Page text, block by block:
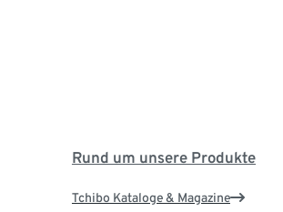
Rund um unsere Produkte
Tchibo Kataloge & Magazine